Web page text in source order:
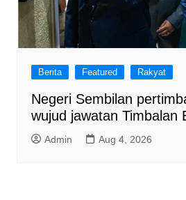
Berita Featured Rakyat
Negeri Sembilan
wujud jawatan Timbalan
Admin Aug 4, 2026